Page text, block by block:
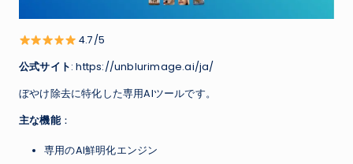
4.7/5
公式サイト: https://unblurimage.ai/ja/
ぼやけ除去に特化した専用AIツールです。
主な機能：
専用のAI鮮明化エンジン